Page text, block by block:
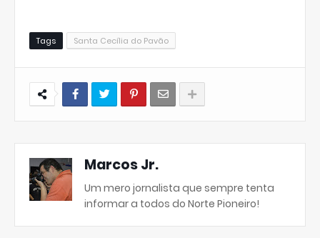
Tags Santa Cecília do Pavão
Marcos Jr.
Um mero jornalista que sempre tenta
informar a todos do Norte Pioneiro!